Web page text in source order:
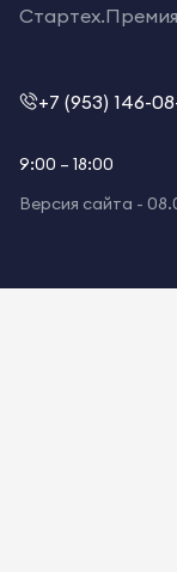
Стартех.Премия
+7 (953) 146-
9:00 – 18:00
Версия сайта -